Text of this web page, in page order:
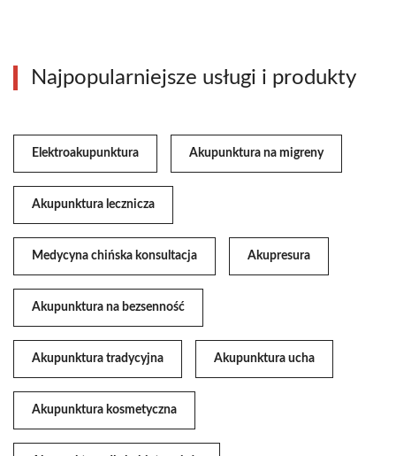
Najpopularniejsze usługi i produkty
Elektroakupunktura Akupunktura na migreny
Akupunktura lecznicza
Medycyna chińska konsultacja Akupresura
Akupunktura na bezsenność
Akupunktura tradycyjna Akupunktura ucha
Akupunktura kosmetyczna